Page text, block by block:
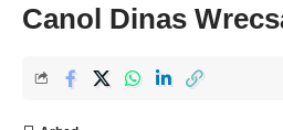
Canol Dinas